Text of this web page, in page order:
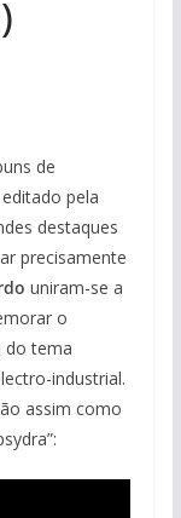
de
pela
destaques
precisamente
uniram-se a
o
do tema
industrial.
assim como